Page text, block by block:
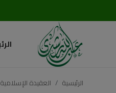
تسجيل
الدخول
الرئيسية العقيدة الإسلامية